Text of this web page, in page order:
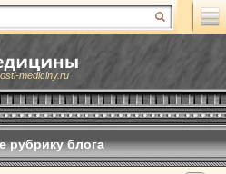
mediciny.ru
рубрику блога